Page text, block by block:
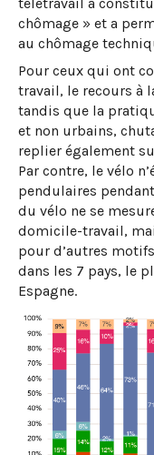
télétravail a
chômage » et a
au chômage
Pour ceux qui ont
travail, le recours à
tandis que la
et non urbains,
replier également
Par contre, le vélo
pendulaires
du vélo ne se
domicile-travail,
pour d’autres
dans les 7 pays, le
Espagne.